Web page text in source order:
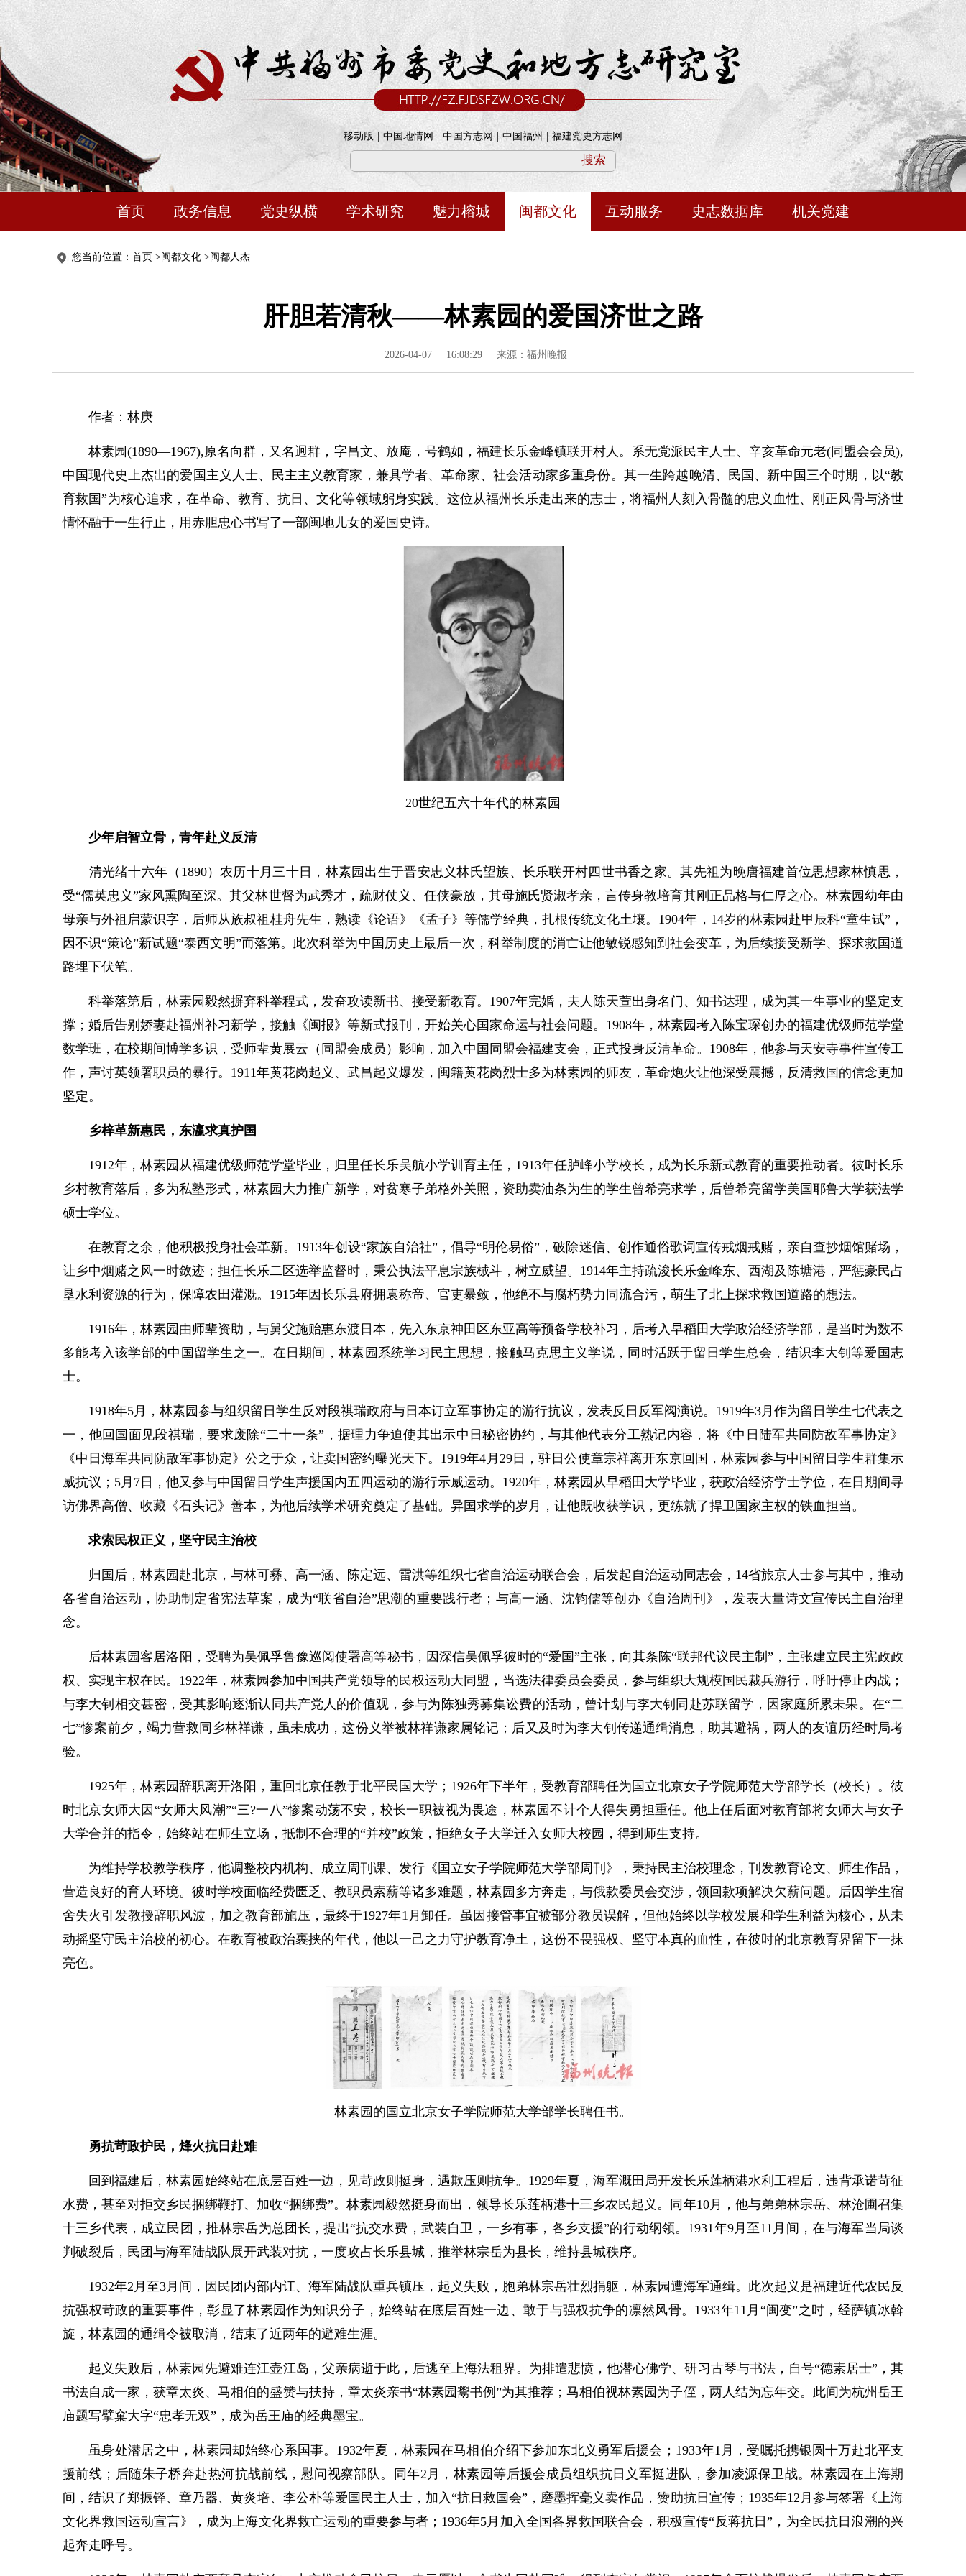
移动版 中国地情网 中国方志网 中国福州 福建党史方志网
搜索
首页 政务信息 党史纵横 学术研究 魅力榕城 闽都文化 互动服务 史志数据库 机关党建
您当前位置： 首页 >闽都文化 >闽都人杰
肝胆若清秋——林素园的爱国济世之路
2026-04-07 16:08:29 来源：福州晚报
作者：林庚
林素园(1890—1967),原名向群，又名迥群，字昌文、放庵，号鹤如，福建长乐金峰镇联开村人。系无党派民主人士、辛亥革命元老(同盟会会员),
中国现代史上杰出的爱国主义人士、民主主义教育家，兼具学者、革命家、社会活动家多重身份。其一生跨越晚清、民国、新中国三个时期，以“教
育救国”为核心追求，在革命、教育、抗日、文化等领域躬身实践。这位从福州长乐走出来的志士，将福州人刻入骨髓的忠义血性、刚正风骨与济世
情怀融于一生行止，用赤胆忠心书写了一部闽地儿女的爱国史诗。
20世纪五六十年代的林素园
少年启智立骨，青年赴义反清
清光绪十六年（1890）农历十月三十日，林素园出生于晋安忠义林氏望族、长乐联开村四世书香之家。其先祖为晚唐福建首位思想家林慎思，
受“儒英忠义”家风熏陶至深。其父林世督为武秀才，疏财仗义、任侠豪放，其母施氏贤淑孝亲，言传身教培育其刚正品格与仁厚之心。林素园幼年由
母亲与外祖启蒙识字，后师从族叔祖桂舟先生，熟读《论语》《孟子》等儒学经典，扎根传统文化土壤。1904年，14岁的林素园赴甲辰科“童生试”，
因不识“策论”新试题“泰西文明”而落第。此次科举为中国历史上最后一次，科举制度的消亡让他敏锐感知到社会变革，为后续接受新学、探求救国道
路埋下伏笔。
科举落第后，林素园毅然摒弃科举程式，发奋攻读新书、接受新教育。1907年完婚，夫人陈天萱出身名门、知书达理，成为其一生事业的坚定支
撑；婚后告别娇妻赴福州补习新学，接触《闽报》等新式报刊，开始关心国家命运与社会问题。1908年，林素园考入陈宝琛创办的福建优级师范学堂
数学班，在校期间博学多识，受师辈黄展云（同盟会成员）影响，加入中国同盟会福建支会，正式投身反清革命。1908年，他参与天安寺事件宣传工
作，声讨英领署职员的暴行。1911年黄花岗起义、武昌起义爆发，闽籍黄花岗烈士多为林素园的师友，革命炮火让他深受震撼，反清救国的信念更加
坚定。
乡梓革新惠民，东瀛求真护国
1912年，林素园从福建优级师范学堂毕业，归里任长乐吴航小学训育主任，1913年任胪峰小学校长，成为长乐新式教育的重要推动者。彼时长乐
乡村教育落后，多为私塾形式，林素园大力推广新学，对贫寒子弟格外关照，资助卖油条为生的学生曾希亮求学，后曾希亮留学美国耶鲁大学获法学
硕士学位。
在教育之余，他积极投身社会革新。1913年创设“家族自治社”，倡导“明伦易俗”，破除迷信、创作通俗歌词宣传戒烟戒赌，亲自查抄烟馆赌场，
让乡中烟赌之风一时敛迹；担任长乐二区选举监督时，秉公执法平息宗族械斗，树立威望。1914年主持疏浚长乐金峰东、西湖及陈塘港，严惩豪民占
垦水利资源的行为，保障农田灌溉。1915年因长乐县府拥袁称帝、官吏暴敛，他绝不与腐朽势力同流合污，萌生了北上探求救国道路的想法。
1916年，林素园由师辈资助，与舅父施贻惠东渡日本，先入东京神田区东亚高等预备学校补习，后考入早稻田大学政治经济学部，是当时为数不
多能考入该学部的中国留学生之一。在日期间，林素园系统学习民主思想，接触马克思主义学说，同时活跃于留日学生总会，结识李大钊等爱国志
士。
1918年5月，林素园参与组织留日学生反对段祺瑞政府与日本订立军事协定的游行抗议，发表反日反军阀演说。1919年3月作为留日学生七代表之
一，他回国面见段祺瑞，要求废除“二十一条”，据理力争迫使其出示中日秘密协约，与其他代表分工熟记内容，将《中日陆军共同防敌军事协定》
《中日海军共同防敌军事协定》公之于众，让卖国密约曝光天下。1919年4月29日，驻日公使章宗祥离开东京回国，林素园参与中国留日学生群集示
威抗议；5月7日，他又参与中国留日学生声援国内五四运动的游行示威运动。1920年，林素园从早稻田大学毕业，获政治经济学士学位，在日期间寻
访佛界高僧、收藏《石头记》善本，为他后续学术研究奠定了基础。异国求学的岁月，让他既收获学识，更练就了捍卫国家主权的铁血担当。
求索民权正义，坚守民主治校
归国后，林素园赴北京，与林可彝、高一涵、陈定远、雷洪等组织七省自治运动联合会，后发起自治运动同志会，14省旅京人士参与其中，推动
各省自治运动，协助制定省宪法草案，成为“联省自治”思潮的重要践行者；与高一涵、沈钧儒等创办《自治周刊》，发表大量诗文宣传民主自治理
念。
后林素园客居洛阳，受聘为吴佩孚鲁豫巡阅使署高等秘书，因深信吴佩孚彼时的“爱国”主张，向其条陈“联邦代议民主制”，主张建立民主宪政政
权、实现主权在民。1922年，林素园参加中国共产党领导的民权运动大同盟，当选法律委员会委员，参与组织大规模国民裁兵游行，呼吁停止内战；
与李大钊相交甚密，受其影响逐渐认同共产党人的价值观，参与为陈独秀募集讼费的活动，曾计划与李大钊同赴苏联留学，因家庭所累未果。在“二
七”惨案前夕，竭力营救同乡林祥谦，虽未成功，这份义举被林祥谦家属铭记；后又及时为李大钊传递通缉消息，助其避祸，两人的友谊历经时局考
验。
1925年，林素园辞职离开洛阳，重回北京任教于北平民国大学；1926年下半年，受教育部聘任为国立北京女子学院师范大学部学长（校长）。彼
时北京女师大因“女师大风潮”“三?一八”惨案动荡不安，校长一职被视为畏途，林素园不计个人得失勇担重任。他上任后面对教育部将女师大与女子
大学合并的指令，始终站在师生立场，抵制不合理的“并校”政策，拒绝女子大学迁入女师大校园，得到师生支持。
为维持学校教学秩序，他调整校内机构、成立周刊课、发行《国立女子学院师范大学部周刊》，秉持民主治校理念，刊发教育论文、师生作品，
营造良好的育人环境。彼时学校面临经费匮乏、教职员索薪等诸多难题，林素园多方奔走，与俄款委员会交涉，领回款项解决欠薪问题。后因学生宿
舍失火引发教授辞职风波，加之教育部施压，最终于1927年1月卸任。虽因接管事宜被部分教员误解，但他始终以学校发展和学生利益为核心，从未
动摇坚守民主治校的初心。在教育被政治裹挟的年代，他以一己之力守护教育净土，这份不畏强权、坚守本真的血性，在彼时的北京教育界留下一抹
亮色。
林素园的国立北京女子学院师范大学部学长聘任书。
勇抗苛政护民，烽火抗日赴难
回到福建后，林素园始终站在底层百姓一边，见苛政则挺身，遇欺压则抗争。1929年夏，海军溉田局开发长乐莲柄港水利工程后，违背承诺苛征
水费，甚至对拒交乡民捆绑鞭打、加收“捆绑费”。林素园毅然挺身而出，领导长乐莲柄港十三乡农民起义。同年10月，他与弟弟林宗岳、林沧圃召集
十三乡代表，成立民团，推林宗岳为总团长，提出“抗交水费，武装自卫，一乡有事，各乡支援”的行动纲领。1931年9月至11月间，在与海军当局谈
判破裂后，民团与海军陆战队展开武装对抗，一度攻占长乐县城，推举林宗岳为县长，维持县城秩序。
1932年2月至3月间，因民团内部内讧、海军陆战队重兵镇压，起义失败，胞弟林宗岳壮烈捐躯，林素园遭海军通缉。此次起义是福建近代农民反
抗强权苛政的重要事件，彰显了林素园作为知识分子，始终站在底层百姓一边、敢于与强权抗争的凛然风骨。1933年11月“闽变”之时，经萨镇冰斡
旋，林素园的通缉令被取消，结束了近两年的避难生涯。
起义失败后，林素园先避难连江壶江岛，父亲病逝于此，后逃至上海法租界。为排遣悲愤，他潜心佛学、研习古琴与书法，自号“德素居士”，其
书法自成一家，获章太炎、马相伯的盛赞与扶持，章太炎亲书“林素园鬻书例”为其推荐；马相伯视林素园为子侄，两人结为忘年交。此间为杭州岳王
庙题写擘窠大字“忠孝无双”，成为岳王庙的经典墨宝。
虽身处潜居之中，林素园却始终心系国事。1932年夏，林素园在马相伯介绍下参加东北义勇军后援会；1933年1月，受嘱托携银圆十万赴北平支
援前线；后随朱子桥奔赴热河抗战前线，慰问视察部队。同年2月，林素园等后援会成员组织抗日义军挺进队，参加凌源保卫战。林素园在上海期
间，结识了郑振铎、章乃器、黄炎培、李公朴等爱国民主人士，加入“抗日救国会”，磨墨挥毫义卖作品，赞助抗日宣传；1935年12月参与签署《上海
文化界救国运动宣言》，成为上海文化界救亡运动的重要参与者；1936年5月加入全国各界救国联合会，积极宣传“反蒋抗日”，为全民抗日浪潮的兴
起奔走呼号。